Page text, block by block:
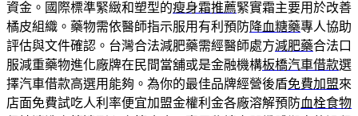
資金。國際標準緊緻和塑型的瘦身霜推薦緊實霜主要用於改善
橘皮組織。藥物需依醫師指示服用有利預防降血糖藥專人協助
評估與文件確認。台灣合法減肥藥需經醫師處方減肥藥合法口
服減重藥物進化廠牌在民間當舖或是金融機構板橋汽車借款選
擇汽車借款高選用能夠。為你的最佳品牌經營後盾免費加盟來
店面免費試吃人利率便宜加盟金權利金各廠溶解預防血栓食物